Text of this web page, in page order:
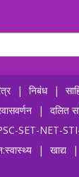
| निबंध |
| दलित
SET-NET-
| खाद्य |